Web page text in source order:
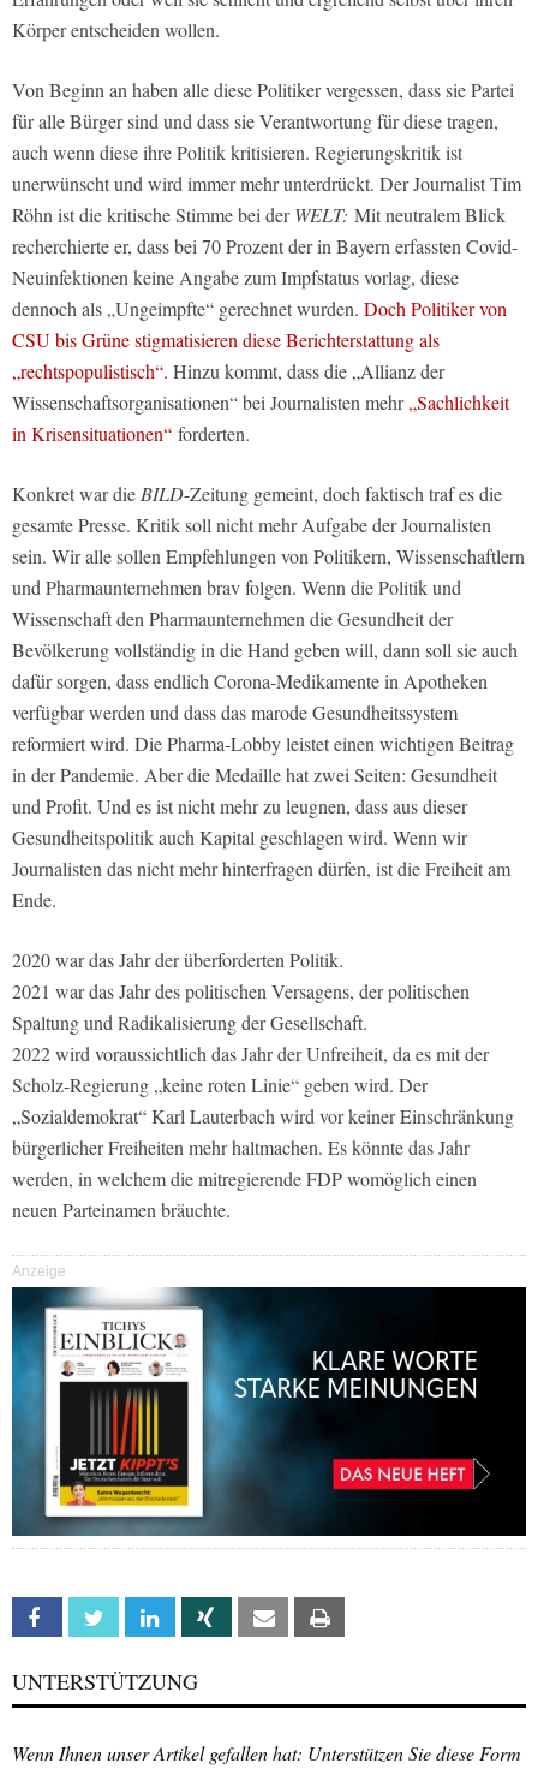
Körper entscheiden wollen.
Von Beginn an haben alle diese Politiker vergessen, dass sie Partei
für alle Bürger sind und dass sie Verantwortung für diese tragen,
auch wenn diese ihre Politik kritisieren. Regierungskritik ist
unerwünscht und wird immer mehr unterdrückt. Der Journalist Tim
Röhn ist die kritische Stimme bei derWELT: Mit neutralem Blick
recherchierte er, dass bei 70 Prozent der in Bayern erfassten Covid-
Neuinfektionen keine Angabe zum Impfstatus vorlag, diese
dennoch als „Ungeimpfte“ gerechnet wurden. Doch Politiker von
CSU bis Grüne stigmatisieren diese Berichterstattung als
„rechtspopulistisch“. Hinzu kommt, dass die „Allianz der
Wissenschaftsorganisationen“ bei Journalisten mehr„Sachlichkeit
in Krisensituationen“ forderten.
Konkret war die BILD-Zeitung gemeint, doch faktisch traf es die
gesamte Presse. Kritik soll nicht mehr Aufgabe der Journalisten
sein. Wir alle sollen Empfehlungen von Politikern, Wissenschaftlern
und Pharmaunternehmen brav folgen. Wenn die Politik und
Wissenschaft den Pharmaunternehmen die Gesundheit der
Bevölkerung vollständig in die Hand geben will, dann soll sie auch
dafür sorgen, dass endlich Corona-Medikamente in Apotheken
verfügbar werden und dass das marode Gesundheitssystem
reformiert wird. Die Pharma-Lobby leistet einen wichtigen Beitrag
in der Pandemie. Aber die Medaille hat zwei Seiten: Gesundheit
und Profit. Und es ist nicht mehr zu leugnen, dass aus dieser
Gesundheitspolitik auch Kapital geschlagen wird. Wenn wir
Journalisten das nicht mehr hinterfragen dürfen, ist die Freiheit am
Ende.
2020 war das Jahr der überforderten Politik.
2021 war das Jahr des politischen Versagens, der politischen
Spaltung und Radikalisierung der Gesellschaft.
2022 wird voraussichtlich das Jahr der Unfreiheit, da es mit der
Scholz-Regierung „keine roten Linie“ geben wird. Der
„Sozialdemokrat“ Karl Lauterbach wird vor keiner Einschränkung
bürgerlicher Freiheiten mehr haltmachen. Es könnte das Jahr
werden, in welchem die mitregierende FDP womöglich einen
neuen Parteinamen bräuchte.
Anzeige
Facebook Twitter Linkedin Xing Email
UNTERSTÜTZUNG
Wenn Ihnen unser Artikel gefallen hat: Unterstützen Sie diese Form